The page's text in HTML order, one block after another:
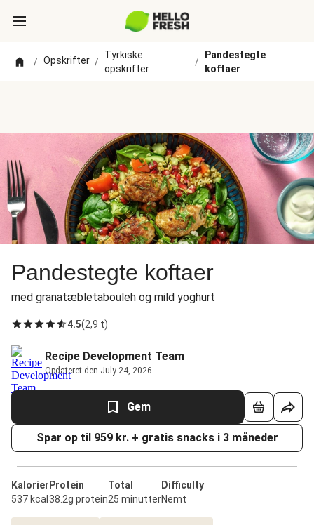
/ Opskrifter /
Tyrkiske
opskrifter
/
Pandestegte
koftaer
Pandestegte koftaer
med granatæbletabouleh og mild yoghurt
4.5(2,9 t)
Recipe Development Team
Opdateret den July 24, 2026
Gem
Spar op til 959 kr. + gratis snacks i 3 måneder
Kalorier
537 kcal
Protein
38.2g protein
Total
25 minutter
Difficulty
Nemt